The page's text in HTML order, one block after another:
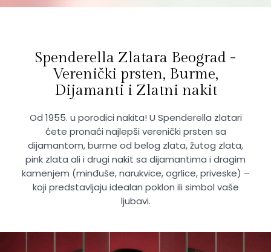
Spenderella Zlatara Beograd -
Verenički prsten, Burme,
Dijamanti i Zlatni nakit
Od 1955. u porodici nakita! U Spenderella zlatari
ćete pronaći najlepši verenički prsten sa
dijamantom, burme od belog zlata, žutog zlata,
pink zlata ali i drugi nakit sa dijamantima i dragim
kamenjem (minđuše, narukvice, ogrlice, priveske) –
koji predstavljaju idealan poklon ili simbol vaše
ljubavi.